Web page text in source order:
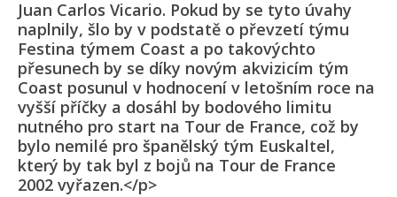
Juan Carlos Vicario. Pokud by se tyto úvahy
naplnily, šlo by v podstatě o převzetí týmu
Festina týmem Coast a po takovýchto
přesunech by se díky novým akvizicím tým
Coast posunul v hodnocení v letošním roce na
vyšší příčky a dosáhl by bodového limitu
nutného pro start na Tour de France, což by
bylo nemilé pro španělský tým Euskaltel,
který by tak byl z bojů na Tour de France
2002 vyřazen.</p>